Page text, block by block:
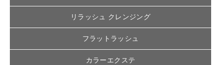
リラッシュ クレンジング
フラットラッシュ
カラーエクステ